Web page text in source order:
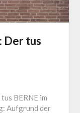
Der tus
BERNE im
Aufgrund der